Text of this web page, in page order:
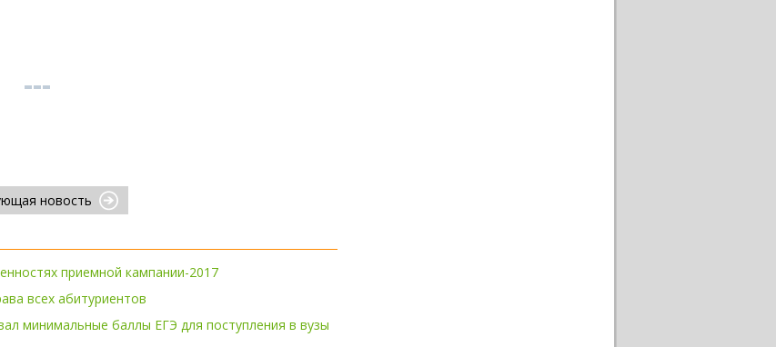
новость
приемной кампании-2017
всех абитуриентов
минимальные баллы ЕГЭ для поступления в вузы